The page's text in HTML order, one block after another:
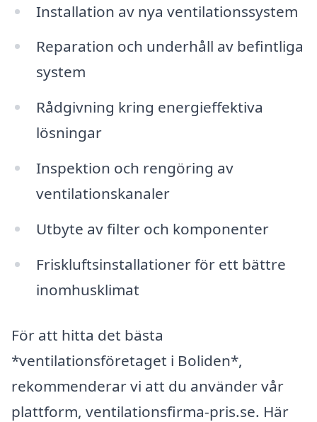
Installation av nya ventilationssystem
Reparation och underhåll av befintliga
system
Rådgivning kring energieffektiva
lösningar
Inspektion och rengöring av
ventilationskanaler
Utbyte av filter och komponenter
Friskluftsinstallationer för ett bättre
inomhusklimat
För att hitta det bästa
*ventilationsföretaget i Boliden*,
rekommenderar vi att du använder vår
plattform, ventilationsfirma-pris.se. Här